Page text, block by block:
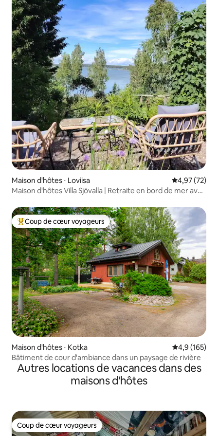
Maison d'hôtes ⋅ Loviisa Évaluation
4,97 (72)
Maison d'hôtes Villa Sjövalla | Retraite en bord de mer avec
Coups de cœur voyageurs les plus appréciés
Coup de cœur voyageurs
Maison d'hôtes ⋅ Kotka Évaluation
4,9 (165)
Bâtiment de cour d'ambiance dans un paysage de rivière
Autres locations de vacances dans des
maisons d'hôtes
Coup de cœur voyageurs
Coup de cœur voyageurs